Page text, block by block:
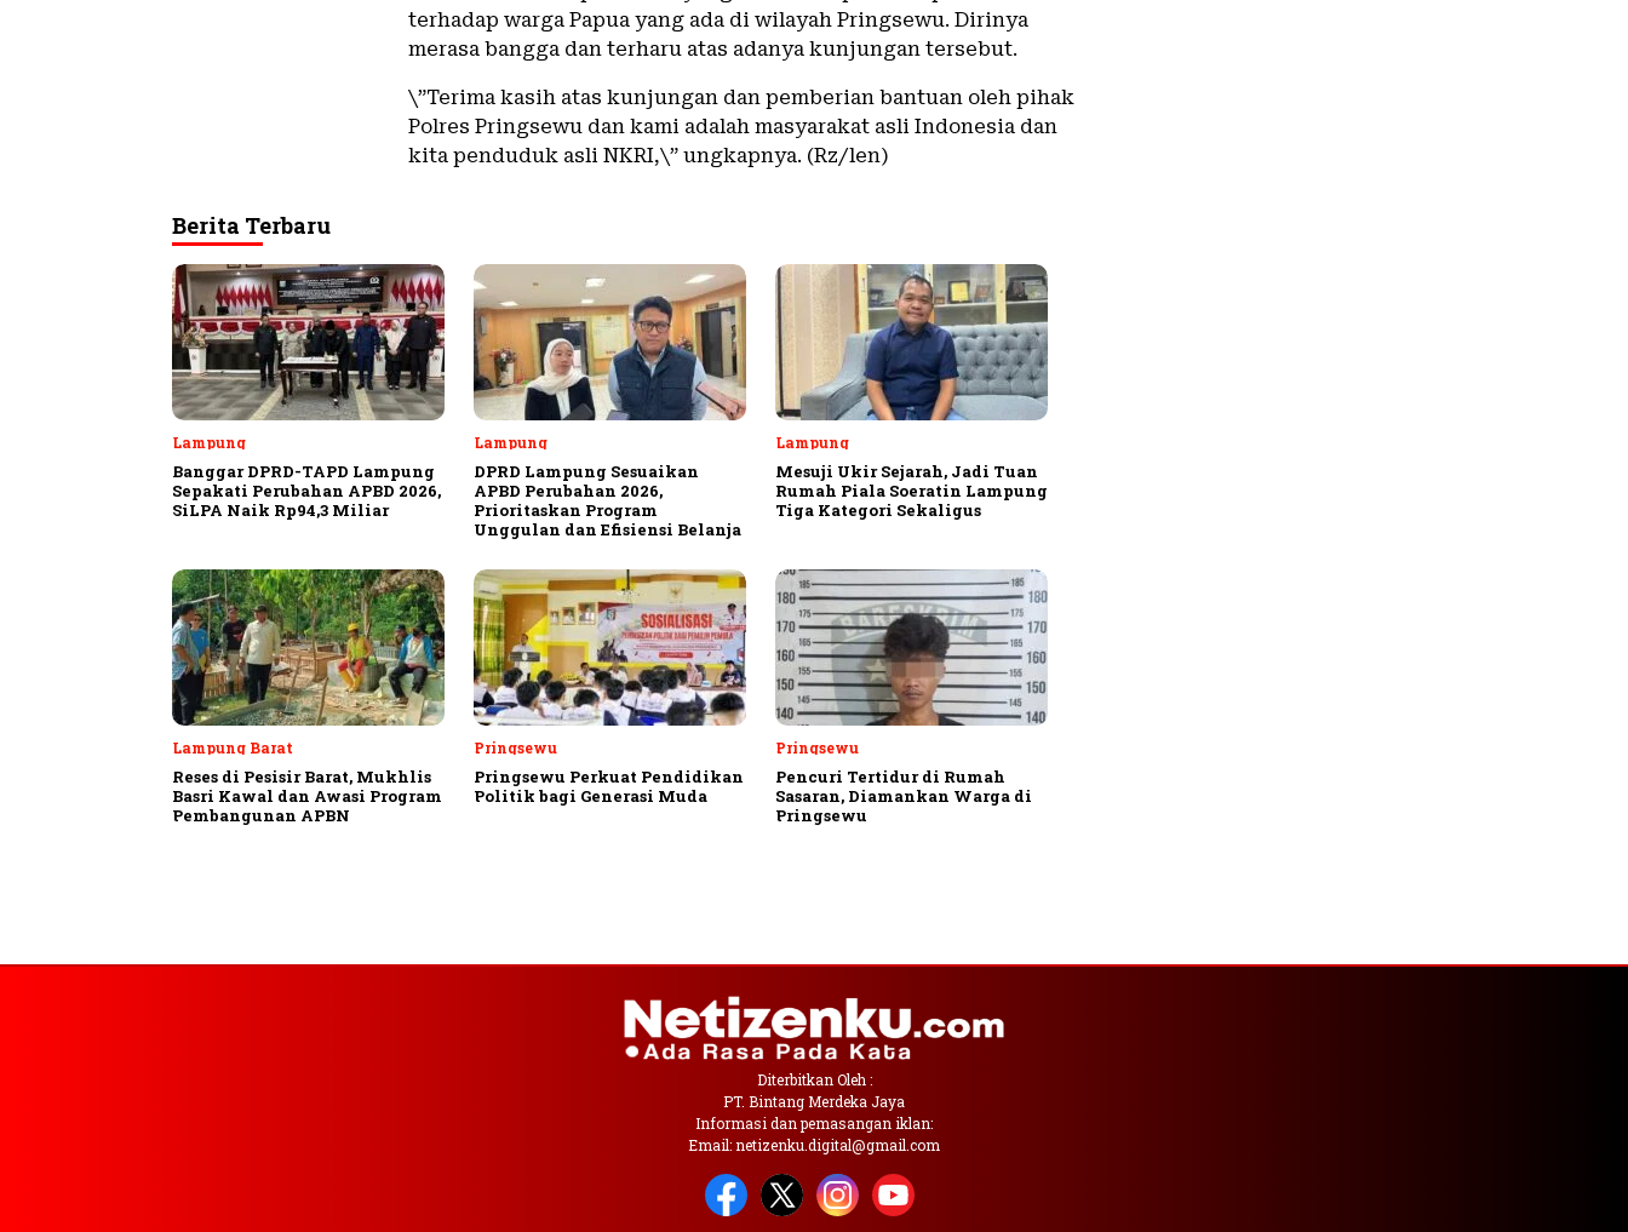
terhadap warga Papua yang ada di wilayah Pringsewu. Dirinya
merasa bangga dan terharu atas adanya kunjungan tersebut.
\”Terima kasih atas kunjungan dan pemberian bantuan oleh pihak
Polres Pringsewu dan kami adalah masyarakat asli Indonesia dan
kita penduduk asli NKRI,\” ungkapnya. (Rz/len)
Berita Terbaru
Lampung
Banggar DPRD-TAPD Lampung
Sepakati Perubahan APBD 2026,
SiLPA Naik Rp94,3 Miliar
Lampung
DPRD Lampung Sesuaikan
APBD Perubahan 2026,
Prioritaskan Program
Unggulan dan Efisiensi Belanja
Lampung
Mesuji Ukir Sejarah, Jadi Tuan
Rumah Piala Soeratin Lampung
Tiga Kategori Sekaligus
Lampung Barat
Reses di Pesisir Barat, Mukhlis
Basri Kawal dan Awasi Program
Pembangunan APBN
Pringsewu
Pringsewu Perkuat Pendidikan
Politik bagi Generasi Muda
Pringsewu
Pencuri Tertidur di Rumah
Sasaran, Diamankan Warga di
Pringsewu
Diterbitkan Oleh :
PT. Bintang Merdeka Jaya
Informasi dan pemasangan iklan:
Email: netizenku.digital@gmail.com